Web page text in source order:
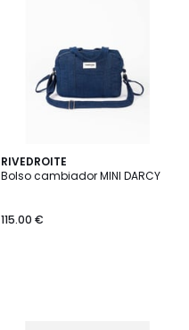
RIVEDROITE
Bolso cambiador MINI DARCY
115.00 €